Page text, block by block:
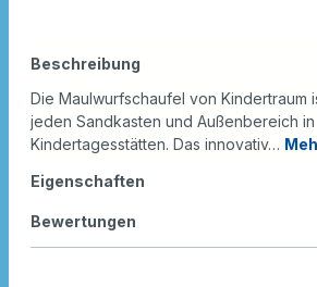
Beschreibung
Die Maulwurfschaufel von Kindertraum
jeden Sandkasten und Außenbereich in
Kindertagesstätten. Das innovativ…
Eigenschaften
Bewertungen